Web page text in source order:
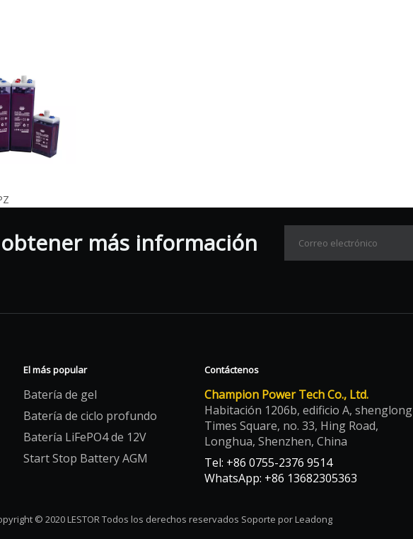
más información
El más popular
Batería de gel
Batería de ciclo profundo
Batería LiFePO4 de 12V
Start Stop Battery AGM
Contáctenos
Champion Power Tech Co., Ltd.
Habitación 1206b, edificio A, shenglong
Times Square, no. 33, Hing Road,
Longhua, Shenzhen, China
Tel: +86 0755-2376 9514
WhatsApp: +86 13682305363
© 2020 LESTOR Todos los derechos reservados Soporte por Leadong